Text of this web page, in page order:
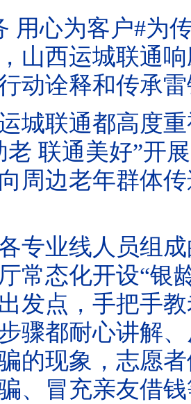
用心为客户#为
山西运城联通
动诠释和传承
城联通都高度
老 联通美好”开
周边老年群体
专业线人员组
常态化开设“银
发点，手把手
骤都耐心讲解
的现象，志愿
、冒充亲友借